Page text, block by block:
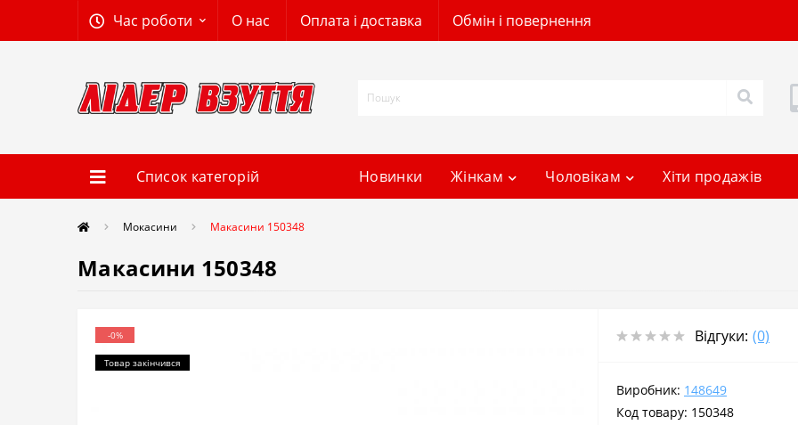
Час роботи О нас Оплата і доставка Обмін і повернення
Список категорій Новинки Жінкам Чоловікам Хіти продажів
Мокасини Макасини 150348
Макасини 150348
-0%
Товар закінчився
Відгуки: (0)
Виробник: 148649
Код товару: 150348